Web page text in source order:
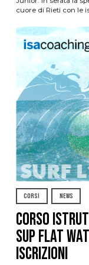
cuore di Rieti con le
CORSI NEWS
CORSO
SUP Flat
ISCRIZIONI